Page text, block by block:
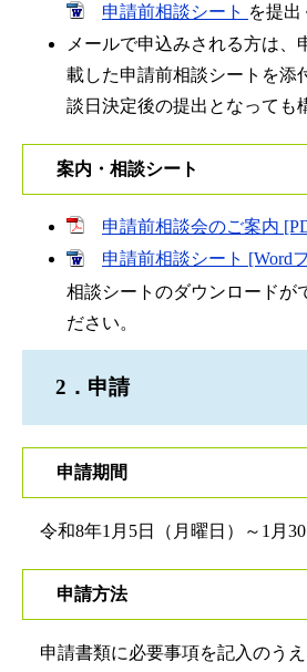
申請前相談シート を提出
メールで申込みされる方は、
載した申請前相談シートを添
談日決定後の提出となっても
案内・相談シート
申請前相談会のご案内
申請前相談シート [Word
相談シートのダウンロードが
ださい。
2．申請
申請期間
令和8年1月5日（月曜日）～1月30
申請方法
申請書類に必要事項を記入のう